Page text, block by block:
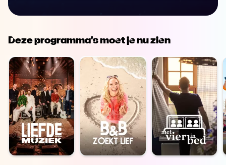
Deze programma's moet je nu zien